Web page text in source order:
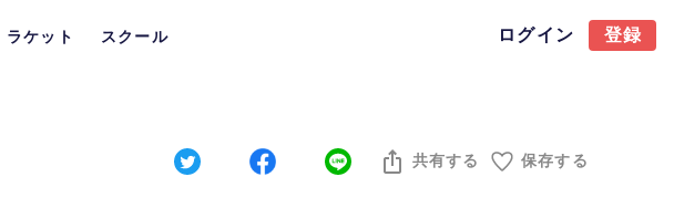
ラケット スクール ログイン 登録
共有する 保存する